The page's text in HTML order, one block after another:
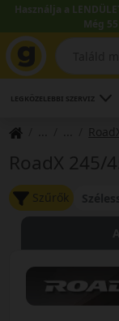
Használja a
Még
LEGKÖZELEBBI SZERVIZ
RoadX
RoadX 245/
Szűrők